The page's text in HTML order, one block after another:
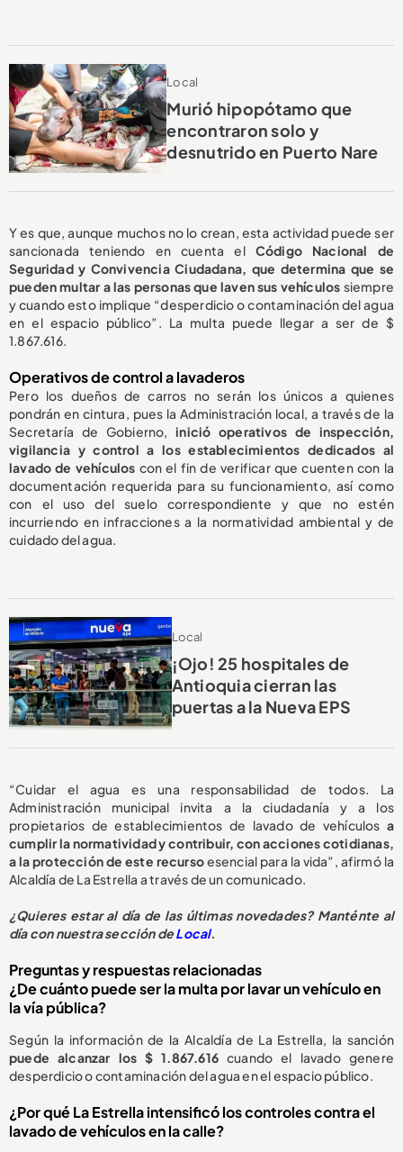
Local
Murió hipopótamo que
encontraron solo y
desnutrido en Puerto Nare
Y es que, aunque muchos no lo crean, esta actividad puede ser
sancionada teniendo en cuenta el Código Nacional de
Seguridad y Convivencia Ciudadana, que determina que se
pueden multar a las personas que laven sus vehículos siempre
y cuando esto implique “desperdicio o contaminación del agua
en el espacio público”. La multa puede llegar a ser de $
1.867.616.
Operativos de control a lavaderos
Pero los dueños de carros no serán los únicos a quienes
pondrán en cintura, pues la Administración local, a través de la
Secretaría de Gobierno,inició operativos de inspección,
vigilancia y control a los establecimientos dedicados al
lavado de vehículos con el fin de verificar que cuenten con la
documentación requerida para su funcionamiento, así como
con el uso del suelo correspondiente y que no estén
incurriendo en infracciones a la normatividad ambiental y de
cuidado del agua.
Local
¡Ojo! 25 hospitales de
Antioquia cierran las
puertas a la Nueva EPS
“Cuidar el agua es una responsabilidad de todos. La
Administración municipal invita a la ciudadanía y a los
propietarios de establecimientos de lavado de vehículos a
cumplir la normatividad y contribuir, con acciones cotidianas,
a la protección de este recursoesencial para la vida”, afirmó la
Alcaldía de La Estrella a través de un comunicado.
¿Quieres estar al día de las últimas novedades? Manténte al
día con nuestra sección deLocal.
Preguntas y respuestas relacionadas
¿De cuánto puede ser la multa por lavar un vehículo en
la vía pública?
Según la información de la Alcaldía de La Estrella, la sanción
puede alcanzar los $ 1.867.616 cuando el lavado genere
desperdicio o contaminación del agua en el espacio público.
¿Por qué La Estrella intensificó los controles contra el
lavado de vehículos en la calle?